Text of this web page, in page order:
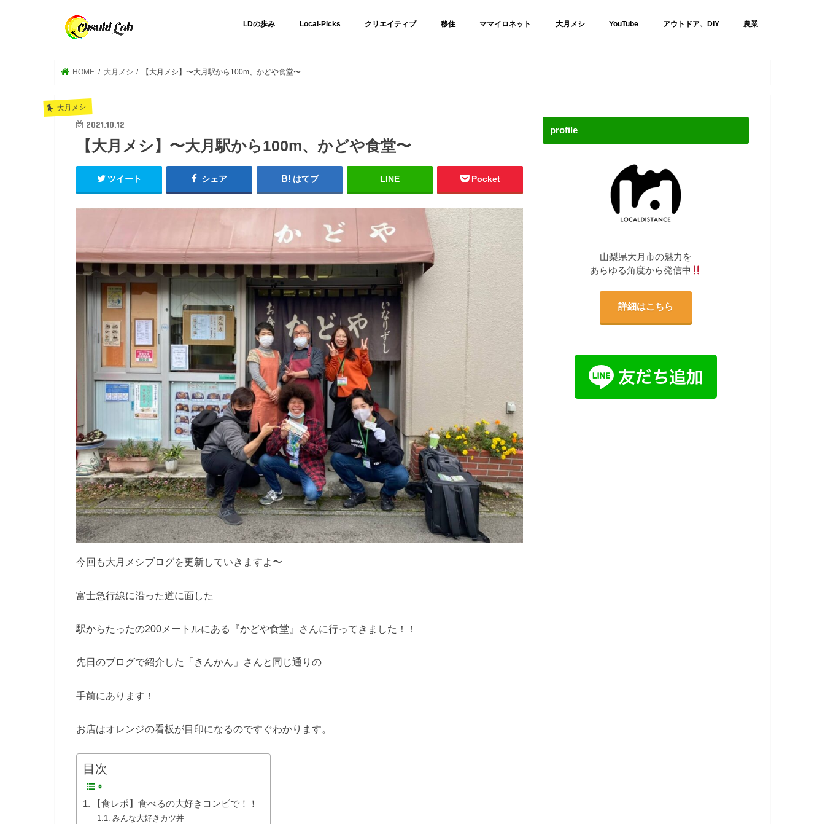
LDの歩み Local-Picks クリエイティブ 移住 ママイロネット 大月メシ YouTube アウトドア、DIY 農業
HOME 大月メシ 【大月メシ】〜大月駅から100m、かどや食堂〜
大月メシ
2021.10.12
【大月メシ】〜大月駅から100m、かどや食堂〜
ツイート シェア はてブ LINE Pocket
今回も大月メシブログを更新していきますよ〜
富士急行線に沿った道に面した
駅からたったの200メートルにある『かどや食堂』さんに行ってきました！！
先日のブログで紹介した「きんかん」さんと同じ通りの
手前にあります！
お店はオレンジの看板が目印になるのですぐわかります。
目次
【食レポ】食べるの大好きコンビで！！
みんな大好きカツ丼
profile
山梨県大月市の魅力を
あらゆる角度から発信中
詳細はこちら